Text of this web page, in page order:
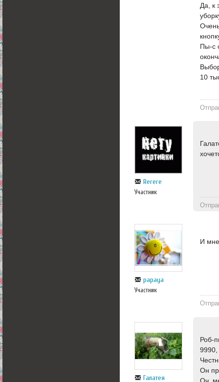
Да, к
Пы-с
10
Rerere
Участник
papaya
Участник
И
Галатея
Роб-
9990,
Он
Оч.